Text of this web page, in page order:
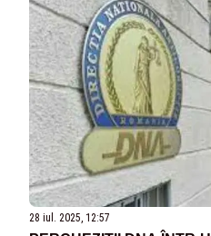
28 iul. 2025, 12:57